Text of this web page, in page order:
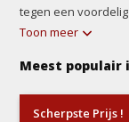
tegen een
Toon meer
Meest populair
Scherpste Prijs !